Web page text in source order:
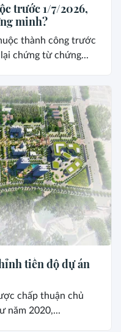
trước 1/7/2026,
minh?
thành công trước
chứng từ chứng...
tiến độ dự án
chấp thuận chủ
năm 2020,...